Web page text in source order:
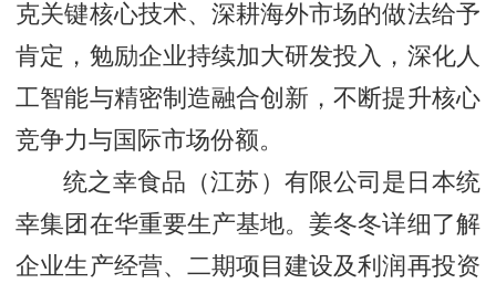
克关键核心技术、深耕海外市场的做法给予
肯定，勉励企业持续加大研发投入，深化人
工智能与精密制造融合创新，不断提升核心
竞争力与国际市场份额。
统之幸食品（江苏）有限公司是日本统
幸集团在华重要生产基地。姜冬冬详细了解
企业生产经营、二期项目建设及利润再投资